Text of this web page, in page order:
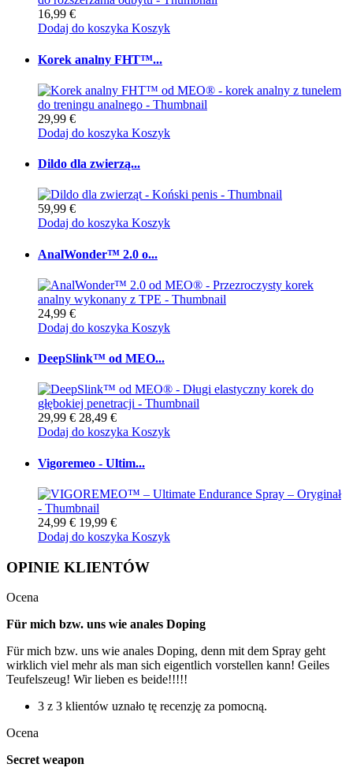
16,99 €
Dodaj do koszyka Koszyk
Korek analny FHT™...
29,99 €
Dodaj do koszyka Koszyk
Dildo dla zwierzą...
59,99 €
Dodaj do koszyka Koszyk
AnalWonder™ 2.0 o...
24,99 €
Dodaj do koszyka Koszyk
DeepSlink™ od MEO...
29,99 € 28,49 €
Dodaj do koszyka Koszyk
Vigoremeo - Ultim...
24,99 € 19,99 €
Dodaj do koszyka Koszyk
OPINIE KLIENTÓW
Ocena
Für mich bzw. uns wie anales Doping
Für mich bzw. uns wie anales Doping, denn mit dem Spray geht
wirklich viel mehr als man sich eigentlich vorstellen kann! Geiles
Teufelszeug! Wir lieben es beide!!!!!
3 z 3 klientów uznało tę recenzję za pomocną.
Ocena
Secret weapon